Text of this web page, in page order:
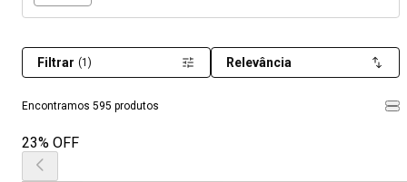
Encontramos 595 produtos
Filtrar (1) Relevância
23% OFF